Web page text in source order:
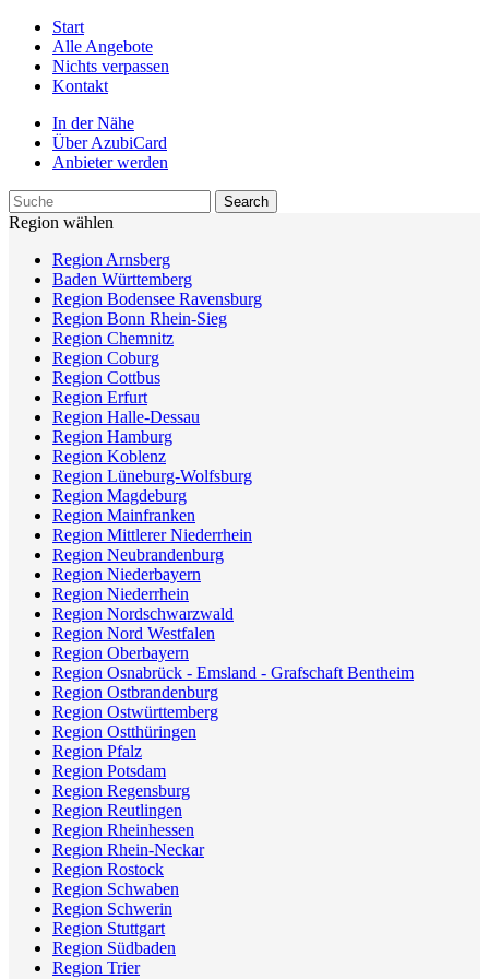
Start
Alle Angebote
Nichts verpassen
Kontakt
In der Nähe
Über AzubiCard
Anbieter werden
Region wählen
Region Arnsberg
Baden Württemberg
Region Bodensee Ravensburg
Region Bonn Rhein-Sieg
Region Chemnitz
Region Coburg
Region Cottbus
Region Erfurt
Region Halle-Dessau
Region Hamburg
Region Koblenz
Region Lüneburg-Wolfsburg
Region Magdeburg
Region Mainfranken
Region Mittlerer Niederrhein
Region Neubrandenburg
Region Niederbayern
Region Niederrhein
Region Nordschwarzwald
Region Nord Westfalen
Region Oberbayern
Region Osnabrück - Emsland - Grafschaft Bentheim
Region Ostbrandenburg
Region Ostwürttemberg
Region Ostthüringen
Region Pfalz
Region Potsdam
Region Regensburg
Region Reutlingen
Region Rheinhessen
Region Rhein-Neckar
Region Rostock
Region Schwaben
Region Schwerin
Region Stuttgart
Region Südbaden
Region Trier